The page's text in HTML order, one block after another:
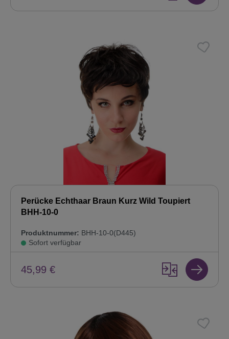
Perücke Echthaar Braun Kurz Wild Toupiert
BHH-10-0
Produktnummer: BHH-10-0(D445)
Sofort verfügbar
45,99 €